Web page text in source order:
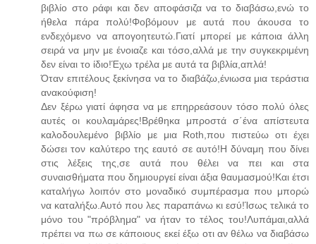
βιβλίο στο ράφι και δεν αποφάσιζα να το διαβάσω,ενώ το
ήθελα πάρα πολύ!Φοβόμουν με αυτά που άκουσα το
ενδεχόμενο να απογοητευτώ.Γιατί μπορεί με κάποια άλλη
σειρά να μην με ένοιαζε και τόσο,αλλά με την συγκεκριμένη
δεν είναι το ίδιο!Έχω τρέλα με αυτά τα βιβλία,απλά!
Όταν επιτέλους ξεκίνησα να το διαβάζω,ένιωσα μια τεράστια
ανακούφιση!
Δεν ξέρω γιατί άφησα να με επηρρεάσουν τόσο πολύ όλες
αυτές οι κουλαμάρες!Βρέθηκα μπροστά σ΄ένα απίστευτα
καλοδουλεμένο βιβλίο με μια Roth,που πιστεύω οτι έχει
δώσει τον καλύτερο της εαυτό σε αυτό!Η δύναμη που δίνει
στις λέξεις της,σε αυτά που θέλει να πει και στα
συναισθήματα που δημιουργεί είναι άξια θαυμασμού!Και έτσι
καταλήγω λοιπόν στο μοναδικό συμπέρασμα που μπορώ
να καταλήξω.Αυτό που λες παραπάνω κι εσύ!Ίσως τελικά το
μόνο του "πρόβλημα" να ήταν το τέλος του!Λυπάμαι,αλλά
πρέπει να πω σε κάποιους εκεί έξω οτι αν θέλω να διαβάσω